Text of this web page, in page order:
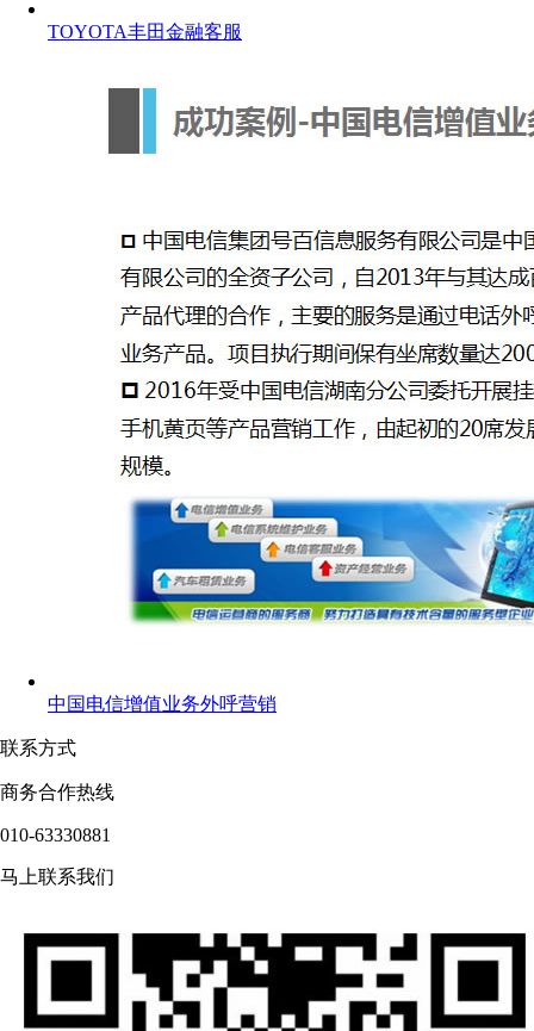
TOYOTA丰田金融客服
中国电信增值业务外呼营销
联系方式
商务合作热线
010-63330881
马上联系我们